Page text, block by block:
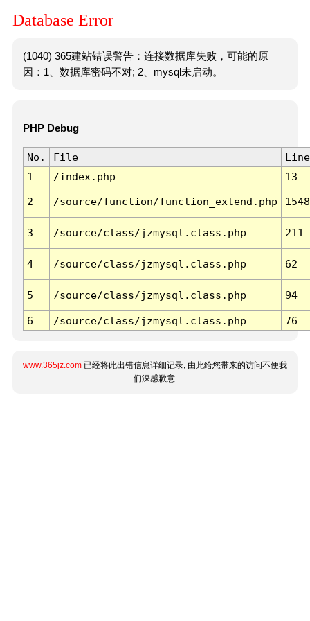
Database Error
(1040) 365建站错误警告：连接数据库失败，可能的原
因：1、数据库密码不对; 2、mysql未启动。
PHP Debug
No. File
Line
1
/index.php 13
2 /source/function/function_extend.php 1548
3 /source/class/jzmysql.class.php 211
4 /source/class/jzmysql.class.php 62
5 /source/class/jzmysql.class.php 94
6 /source/class/jzmysql.class.php 76
www.365jz.com 已经将此出错信息详细记录, 由此给您带来的访问不便我
们深感歉意.